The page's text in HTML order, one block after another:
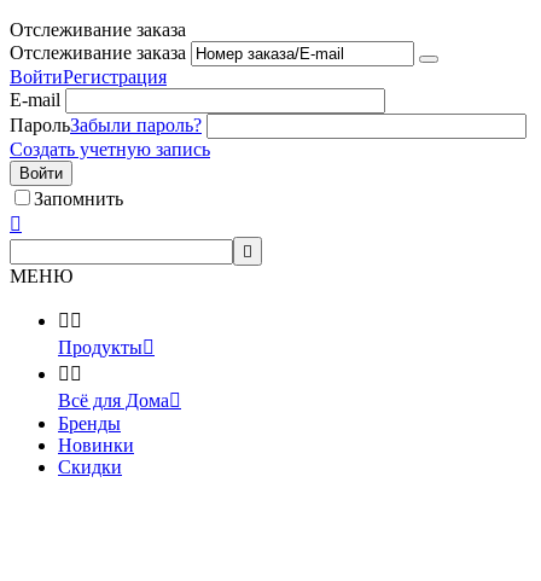
Отслеживание заказа
Отслеживание заказа
ВойтиРегистрация
E-mail
ПарольЗабыли пароль?
Создать учетную запись
Войти
Запомнить


МЕНЮ
 
Продукты
 
Всё для Дома
Бренды
Новинки
Скидки